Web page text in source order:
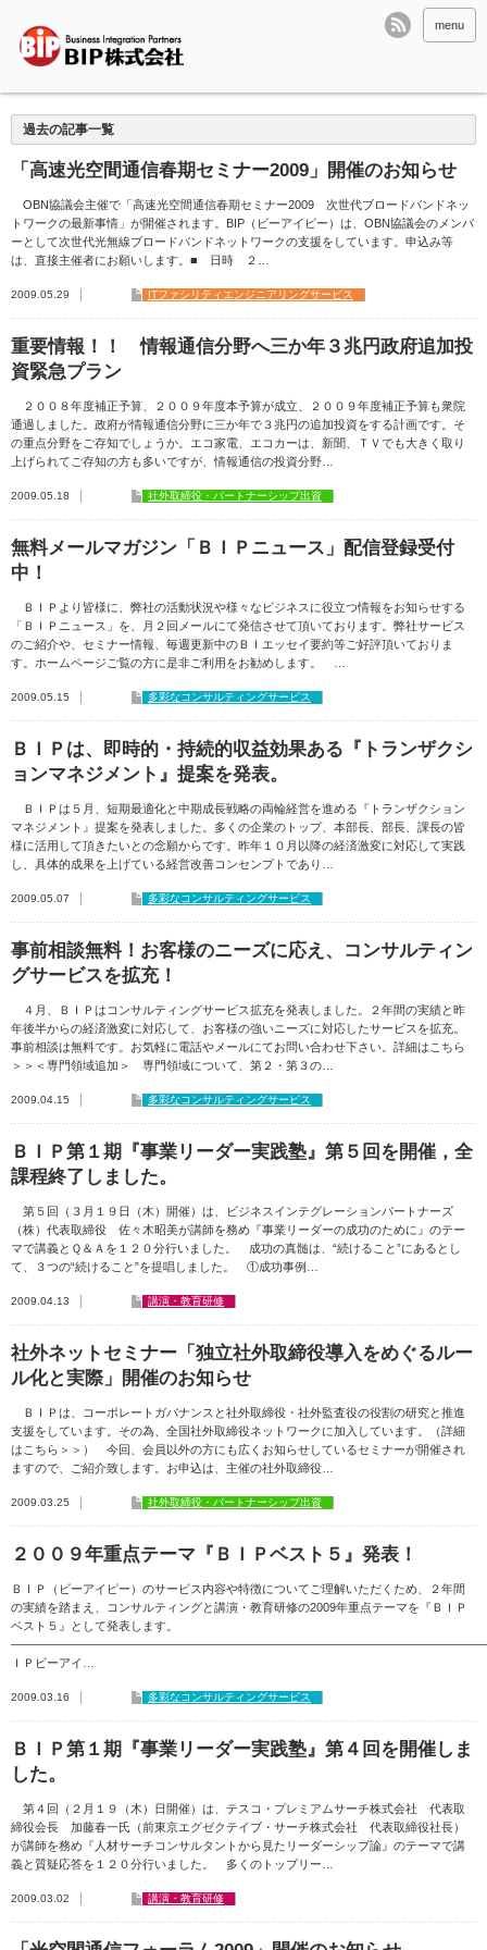
menu
過去の記事一覧
「高速光空間通信春期セミナー2009」開催のお知らせ
OBN協議会主催で「高速光空間通信春期セミナー2009 次世代ブロードバンドネッ
トワークの最新事情」が開催されます。BIP（ビーアイピー）は、OBN協議会のメンバ
ーとして次世代光無線ブロードバンドネットワークの支援をしています。申込み等
は、直接主催者にお願いします。■ 日時 ２…
2009.05.29 ITファシリティエンジニアリングサービス
重要情報！！ 情報通信分野へ三か年３兆円政府追加投
資緊急プラン
２００８年度補正予算、２００９年度本予算が成立、２００９年度補正予算も衆院
通過しました。政府が情報通信分野に三か年で３兆円の追加投資をする計画です。そ
の重点分野をご存知でしょうか。エコ家電、エコカーは、新聞、ＴＶでも大きく取り
上げられてご存知の方も多いですが、情報通信の投資分野…
2009.05.18 社外取締役・パートナーシップ出資
無料メールマガジン「ＢＩＰニュース」配信登録受付
中！
ＢＩＰより皆様に、弊社の活動状況や様々なビジネスに役立つ情報をお知らせする
「ＢＩＰニュース」を、月２回メールにて発信させて頂いております。弊社サービス
のご紹介や、セミナー情報、毎週更新中のＢＩエッセイ要約等ご好評頂いておりま
す。ホームページご覧の方に是非ご利用をお勧めします。 …
2009.05.15 多彩なコンサルティングサービス
ＢＩＰは、即時的・持続的収益効果ある『トランザクシ
ョンマネジメント』提案を発表。
ＢＩＰは５月、短期最適化と中期成長戦略の両輪経営を進める『トランザクション
マネジメント』提案を発表しました。多くの企業のトップ、本部長、部長、課長の皆
様に活用して頂きたいとの念願からです。昨年１０月以降の経済激変に対応して実践
し、具体的成果を上げている経営改善コンセンプトであり…
2009.05.07 多彩なコンサルティングサービス
事前相談無料！お客様のニーズに応え、コンサルティン
グサービスを拡充！
４月、ＢＩＰはコンサルティングサービス拡充を発表しました。２年間の実績と昨
年後半からの経済激変に対応して、お客様の強いニーズに対応したサービスを拡充。
事前相談は無料です。お気軽に電話やメールにてお問い合わせ下さい。詳細はこちら
＞＞＜専門領域追加＞ 専門領域について、第２・第３の…
2009.04.15 多彩なコンサルティングサービス
ＢＩＰ第１期『事業リーダー実践塾』第５回を開催，全
課程終了しました。
第５回（３月１９日（木）開催）は、ビジネスインテグレーションパートナーズ
（株）代表取締役 佐々木昭美が講師を務め『事業リーダーの成功のために』のテー
マで講義とＱ＆Ａを１２０分行いました。 成功の真髄は、“続けること”にあるとし
て、３つの“続けること”を提唱しました。 ①成功事例…
2009.04.13 講演・教育研修
社外ネットセミナー「独立社外取締役導入をめぐるルー
ル化と実際」開催のお知らせ
ＢＩＰは、コーポレートガバナンスと社外取締役・社外監査役の役割の研究と推進
支援をしています。その為、全国社外取締役ネットワークに加入しています。（詳細
はこちら＞＞） 今回、会員以外の方にも広くお知らせしているセミナーが開催され
ますので、ご紹介致します。お申込は、主催の社外取締役…
2009.03.25 社外取締役・パートナーシップ出資
２００９年重点テーマ『ＢＩＰベスト５』発表！
ＢＩＰ（ビーアイピー）のサービス内容や特徴についてご理解いただくため、２年間
の実績を踏まえ、コンサルティングと講演・教育研修の2009年重点テーマを『ＢＩＰ
ベスト５』として発表します。
――――――――――――――――――――――――――――――――――――――――“
ＩＰビーアイ…
2009.03.16 多彩なコンサルティングサービス
ＢＩＰ第１期『事業リーダー実践塾』第４回を開催しま
した。
第４回（２月１９（木）日開催）は、テスコ・プレミアムサーチ株式会社 代表取
締役会長 加藤春一氏（前東京エグゼクテイブ・サーチ株式会社 代表取締役社長）
が講師を務め『人材サーチコンサルタントから見たリーダーシップ論』のテーマで講
義と質疑応答を１２０分行いました。 多くのトップリー…
2009.03.02 講演・教育研修